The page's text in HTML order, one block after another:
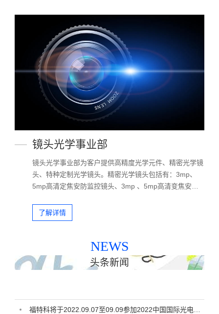
镜头光学事业部
镜头光学事业部为客户提供高精度光学元件、精密光学镜
头、特种定制光学镜头。精密光学镜头包括有：3mp、
5mp高清定焦安防监控镜头、3mp 、5mp高清变焦安防
镜头、汽车车载镜头等
了解详情
NEWS
头条新闻
福特科将于2022.09.07至09.09参加2022中国国际光电博览会